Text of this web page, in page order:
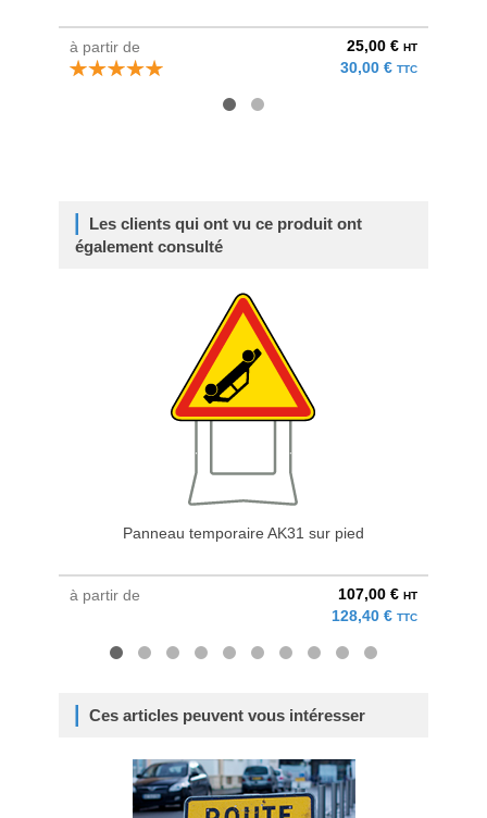
à partir de 25,00 € HT
30,00 € TTC
Les clients qui ont vu ce produit ont
également consulté
Panneau temporaire AK31 sur pied
à partir de 107,00 € HT
128,40 € TTC
Ces articles peuvent vous intéresser